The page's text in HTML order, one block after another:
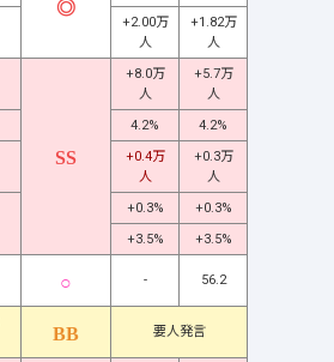
+2.00万
人
+1.82万
人
+8.0万
人
+5.7万
人
4.2% 4.2%
+0.4万
人
+0.3万
人
+0.3%
+0.3%
+3.5%
+3.5%
- 56.2
要人発言